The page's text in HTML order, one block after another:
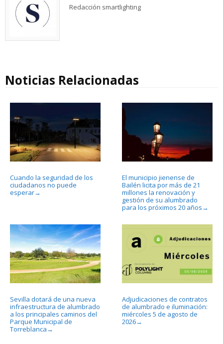
Redacción smartlighting
Noticias Relacionadas
Cuando la seguridad de los
ciudadanos no puede
esperar→
El municipio jienense de
Bailén licita por más de 21
millones la renovación y
gestión de su alumbrado
para los próximos 20 años →
Sevilla dotará de una nueva
infraestructura de alumbrado
a los principales caminos del
Parque Municipal de
Torreblanca →
Adjudicaciones de contratos
de alumbrado e iluminación:
miércoles 5 de agosto de
2026→